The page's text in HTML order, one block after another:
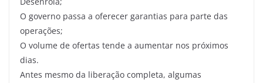
O governo passa a oferecer garantias para parte das
operações;
O volume de ofertas tende a aumentar nos próximos
dias.
Antes mesmo da liberação completa, algumas